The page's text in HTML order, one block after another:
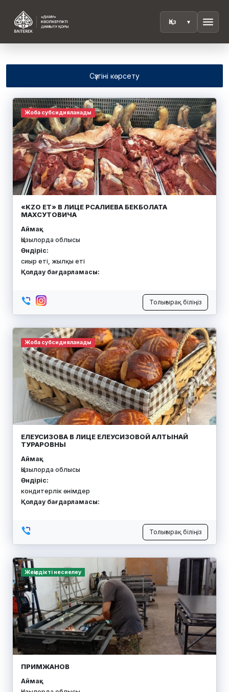
menu
Сүзгіні көрсету
Жоба субсидияланады
«KZO ЕТ» В ЛИЦЕ РСАЛИЕВА БЕКБОЛАТА
МАХСУТОВИЧА
Аймақ:
Қызылорда облысы
Өндіріс:
сиыр еті, жылқы еті
Қолдау бағдарламасы:
Толығырақ біліңіз
Жоба субсидияланады
ЕЛЕУСИЗОВА В ЛИЦЕ ЕЛЕУСИЗОВОЙ АЛТЫНАЙ
ТУРАРОВНЫ
Аймақ:
Қызылорда облысы
Өндіріс:
кондитерлік өнімдер
Қолдау бағдарламасы:
Толығырақ біліңіз
Жеңілдікті несиелеу
ПРИМЖАНОВ
Аймақ: